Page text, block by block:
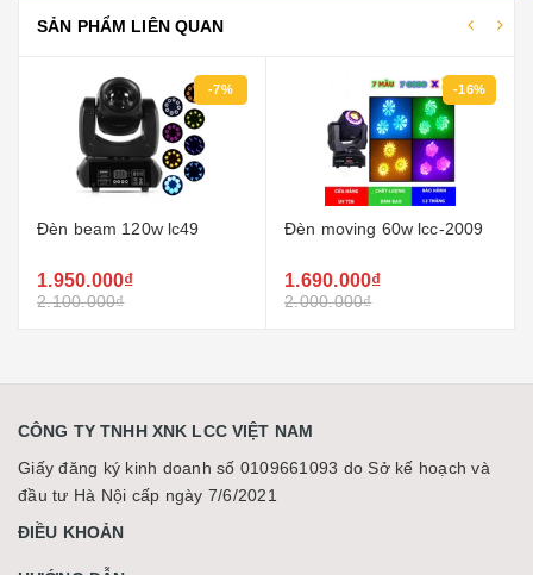
SẢN PHẨM LIÊN QUAN
-7%
Đèn beam 120w lc49
1.950.000₫
2.100.000₫
-16%
Đèn moving 60w lcc-2009
1.690.000₫
2.000.000₫
CÔNG TY TNHH XNK LCC VIỆT NAM
Giấy đăng ký kinh doanh số 0109661093 do Sở kế hoạch và
đầu tư Hà Nội cấp ngày 7/6/2021
ĐIỀU KHOẢN